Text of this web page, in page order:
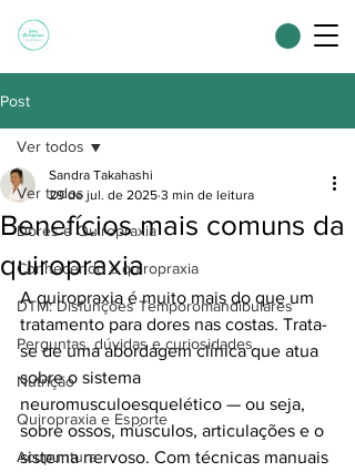
Post
Ver todos
Dores e Quiropraxia
Conhecendo a quiropraxia
DTM: Disfunções Temporomandibulares
Perguntas, dúvidas e curiosidades
Nutrição
Quiropraxia e Esporte
Acupuntura
Ver todos
Benefícios mais comuns da
quiropraxia
Sandra Takahashi
29 de jul. de 2025 3 min de leitura
A quiropraxia é muito mais do que um
tratamento para dores nas costas. Trata-
se de uma abordagem clínica que atua
sobre o sistema
neuromusculoesquelético — ou seja,
sobre ossos, músculos, articulações e o
sistema nervoso. Com técnicas manuais